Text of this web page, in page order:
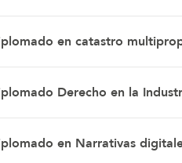
en catastro
Derecho en la
en Narrativas